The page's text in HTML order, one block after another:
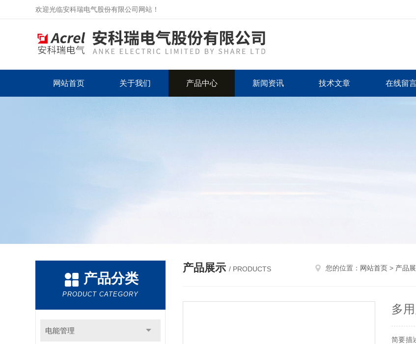
欢迎光临安科瑞电气股份有限公司网站！
网站首页 关于我们 产品中心 新闻资讯 技术文章 在线留
产品分类
PRODUCT CATEGORY
电能管理
产品展示 / PRODUCTS 您的位置： 网站首页 > 产品
多
简要描